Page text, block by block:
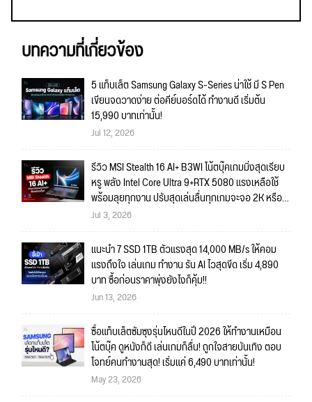
บทความที่เกี่ยวข้อง
5 แท็บเล็ต Samsung Galaxy S-Series น่าใช้ มี S Pen
เขียนจดวาดง่าย ต่อคีย์บอร์ดได้ ทำงานดี เริ่มต้น
15,990 บาทเท่านั้น!
Jul 12, 2026
รีวิว MSI Stealth 16 AI+ B3WI โน้ตบุ๊คเกมมิ่งสุดเรียบ
หรู พลัง Intel Core Ultra 9+RTX 5080 แรงเหลือใช้
พร้อมลุยทุกงาน ปรับสุดเล่นลื่นทุกเกมจะจอ 2K หรือ
4K ก็สบายมาก!!
Jul 3, 2026
แนะนำ 7 SSD 1TB ตัวแรงสุด 14,000 MB/s ให้คอม
แรงถึงใจ เล่นเกม ทำงาน รัน AI ไวสุดขีด เริ่ม 4,890
บาท ซื้อก่อนราคาพุ่งยังไงก็คุ้ม!!
Jun 13, 2026
ซื้อแท็บเล็ตซัมซุงรุ่นไหนดีในปี 2026 ให้ทำงานเหมือน
โน้ตบุ๊ค ดูหนังก็ดี เล่นเกมก็ลื่น! ถูกใจสายบันเทิง ตอบ
โจทย์คนทำงานสุด! เริ่มแค่ 6,490 บาทเท่านั้น!
May 23, 2026